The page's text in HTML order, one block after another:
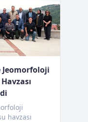
havzası